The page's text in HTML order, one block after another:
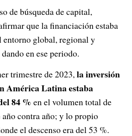
de búsqueda de capital,
que la financiación estaba
entorno global, regional y
en ese periodo.
trimestre de 2023,la inversión
América Latina estaba
84 % en el volumen total de
contra año; y lo propio
el descenso era del 53 %.